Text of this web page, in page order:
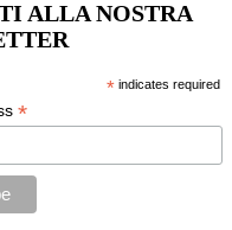
ALLA NOSTRA
*indicates required
*